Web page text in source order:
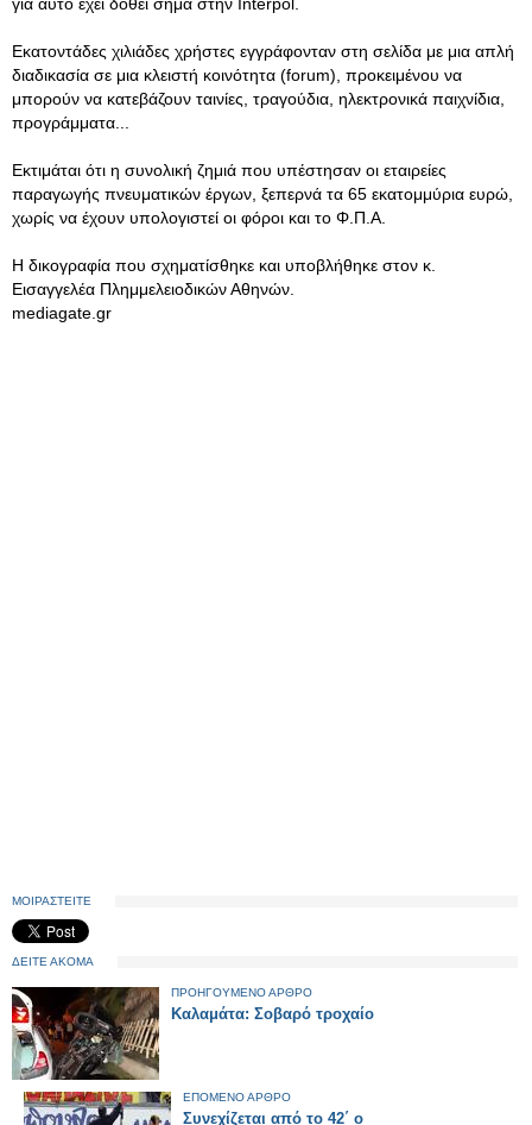
Εκατοντάδες χιλιάδες χρήστες εγγράφονταν στη σελίδα με μια απλή
διαδικασία σε μια κλειστή κοινότητα (forum), προκειμένου να
μπορούν να κατεβάζουν ταινίες, τραγούδια, ηλεκτρονικά παιχνίδια,
προγράμματα...
Εκτιμάται ότι η συνολική ζημιά που υπέστησαν οι εταιρείες
παραγωγής πνευματικών έργων, ξεπερνά τα 65 εκατομμύρια ευρώ,
χωρίς να έχουν υπολογιστεί οι φόροι και το Φ.Π.Α.
Η δικογραφία που σχηματίσθηκε και υποβλήθηκε στον κ.
Εισαγγελέα Πλημμελειοδικών Αθηνών.
mediagate.gr
ΜΟΙΡΑΣΤΕΙΤΕ
ΔΕΙΤΕ ΑΚΟΜΑ
ΠΡΟΗΓΟΥΜΕΝΟ ΑΡΘΡΟ
Καλαμάτα: Σοβαρό τροχαίο
ΕΠΟΜΕΝΟ ΑΡΘΡΟ
Συνεχίζεται από το 42΄ ο